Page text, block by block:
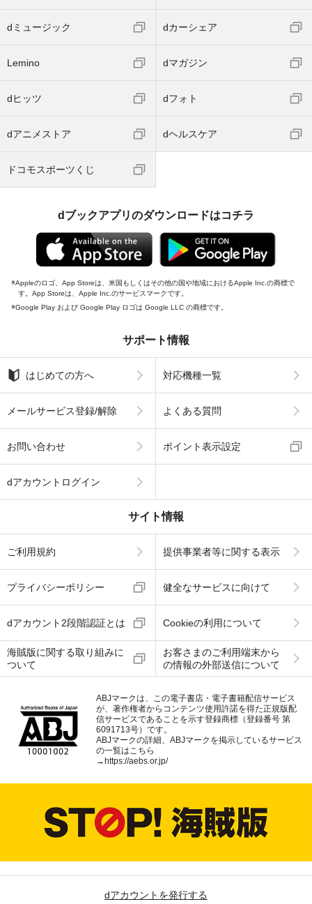
dミュージック dカーシェア
Lemino dマガジン
dヒッツ dフォト
dアニメストア dヘルスケア
ドコモスポーツくじ
dブックアプリのダウンロードはコチラ
Appleのロゴ、App Storeは、米国もしくはその他の国や地域におけるApple Inc.の商標で
す。App Storeは、Apple Inc.のサービスマークです。
Google Play および Google Play ロゴは Google LLC の商標です。
サポート情報
はじめての方へ 対応機種一覧
メールサービス登録/解除 よくある質問
お問い合わせ ポイント表示設定
dアカウントログイン
サイト情報
ご利用規約 提供事業者等に関する表示
プライバシーポリシー 健全なサービスに向けて
dアカウント2段階認証とは Cookieの利用について
海賊版に関する取り組みに
ついて
お客さまのご利用端末から
の情報の外部送信について
ABJマークは、この電子書店・電子書籍配信サービス
が、著作権者からコンテンツ使用許諾を得た正規版配
信サービスであることを示す登録商標（登録番号 第
6091713号）です。
ABJマークの詳細、ABJマークを掲示しているサービス
の一覧はこちら
→ https://aebs.or.jp/
dアカウントを発行する